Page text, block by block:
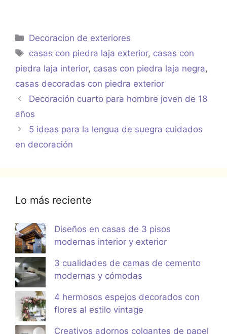
Categorías
Decoracion de exteriores
Etiquetas
casas con piedra laja exterior, casas con
piedra laja interior, casas con piedra laja negra,
casas decoradas con piedra exterior
Decoración cuarto para hombre joven de 18
años
5 ideas para la lengua de suegra cuidados
en decoración
Lo más reciente
Diseños en casas de 3 pisos
modernas interior y exterior
3 cualidades de camas de cemento
modernas y cómodas
4 hermosos espejos decorados con
flores al estilo vintage
Creativos adornos colgantes de papel